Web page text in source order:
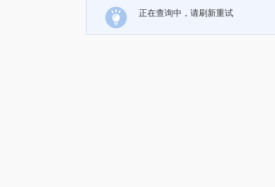
正在查询中，请刷新重试